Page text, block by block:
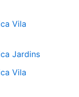
Vila
Jardins
Vila